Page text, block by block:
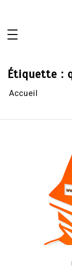
Étiquette :
Accueil